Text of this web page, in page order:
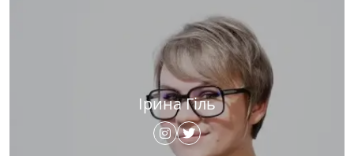
Ірина Гіль